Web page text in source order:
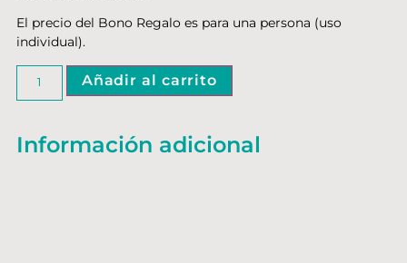
El precio del Bono Regalo es para una persona (uso
individual).
Añadir al carrito
Información adicional